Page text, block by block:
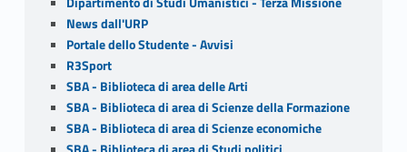
News dall'URP
Portale dello Studente - Avvisi
R3Sport
SBA - Biblioteca di area delle Arti
SBA - Biblioteca di area di Scienze della Formazione
SBA - Biblioteca di area di Scienze economiche